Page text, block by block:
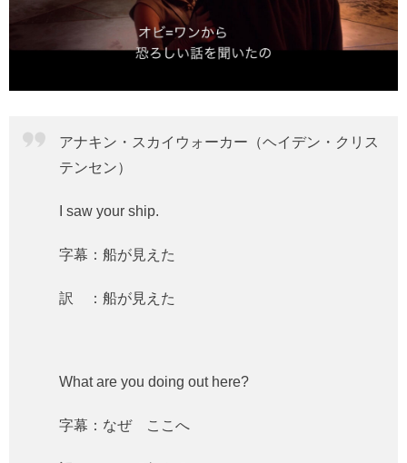
アナキン・スカイウォーカー（ヘイデン・クリス
テンセン）
I saw your ship.
字幕：船が見えた
訳 ：船が見えた
What are you doing out here?
字幕：なぜ ここへ